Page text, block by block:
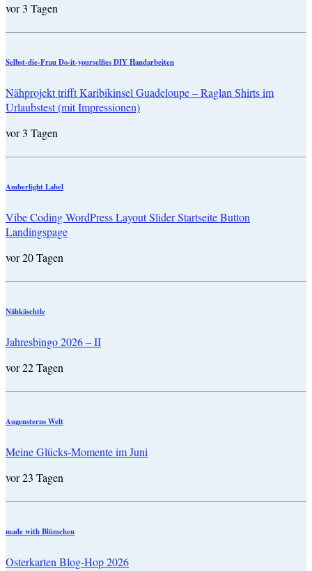
vor 3 Tagen
Selbst-die-Frau Do-it-yourselfies DIY Handarbeiten
Nähprojekt trifft Karibikinsel Guadeloupe – Raglan Shirts im
Urlaubstest (mit Impressionen)
vor 3 Tagen
Amberlight Label
Vibe Coding WordPress Layout Slider Startseite Button
Landingspage
vor 20 Tagen
Nähkäschtle
Jahresbingo 2026 – II
vor 22 Tagen
Augensterns Welt
Meine Glücks-Momente im Juni
vor 23 Tagen
made with Blümchen
Osterkarten Blog-Hop 2026